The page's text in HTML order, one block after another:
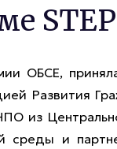
ОБСЕ,
Развития
из
среды и